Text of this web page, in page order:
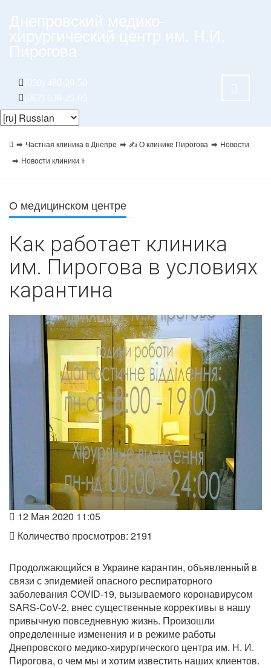
Частная клиника в Днепре ✍ О клинике Пирогова
Новости
Новости клиники ⚕️
О медицинском центре
Как работает клиника
им. Пирогова в условиях
карантина
12 Мая 2020 11:05
Количество просмотров: 2191
Продолжающийся в Украине карантин, объявленный в
связи с эпидемией опасного респираторного
заболевания COVID-19, вызываемого коронавирусом
SARS-CoV-2, внес существенные коррективы в нашу
привычную повседневную жизнь. Произошли
определенные изменения и в режиме работы
Днепровского медико-хирургического центра им. Н. И.
Пирогова, о чем мы и хотим известить наших клиентов.